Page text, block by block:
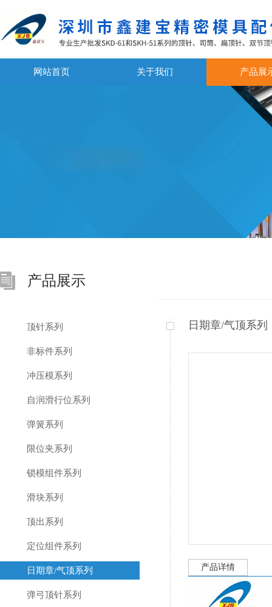
网站首页 关于我们 产品展
产品展示
顶针系列
非标件系列
冲压模系列
自润滑行位系列
弹簧系列
限位夹系列
锁模组件系列
滑块系列
顶出系列
定位组件系列
日期章/气顶系列
弹弓顶针系列
日期章/气顶系列
产品详情